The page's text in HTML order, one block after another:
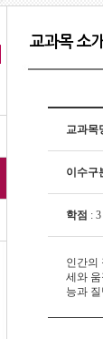
교과목 소개
교과목
이수구
학점 : 3
인간의
세와
능과